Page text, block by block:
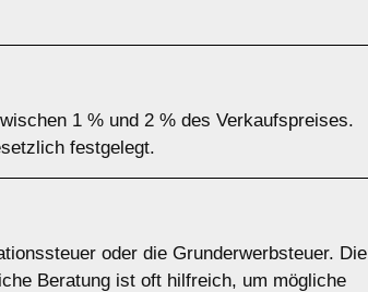
1 % und 2 % des Verkaufspreises.
festgelegt.
oder die Grunderwerbsteuer. Die
Beratung ist oft hilfreich, um mögliche